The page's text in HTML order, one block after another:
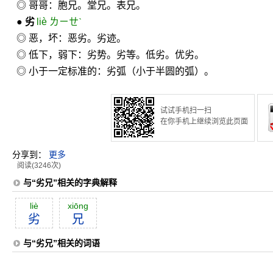
◎ 哥哥：胞兄。堂兄。表兄。
● 劣 liè ㄌㄧㄝˋ
◎ 恶，坏：恶劣。劣迹。
◎ 低下，弱下：劣势。劣等。低劣。优劣。
◎ 小于一定标准的：劣弧（小于半圆的弧）。
试试手机扫一扫
在你手机上继续浏览此页面
分享到： 更多
阅读(3246次)
与“劣兄”相关的字典解释
liè
劣
xiōng
兄
与“劣兄”相关的词语